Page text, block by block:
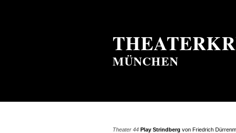
MÜNCHEN
Theater 44 Play Strindberg von Friedrich